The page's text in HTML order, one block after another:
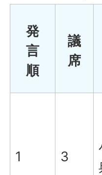
発
言
順
議
席
1 3